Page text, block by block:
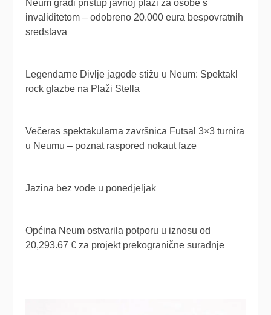
Neum gradi pristup javnoj plaži za osobe s
invaliditetom – odobreno 20.000 eura bespovratnih
sredstava
Legendarne Divlje jagode stižu u Neum: Spektakl
rock glazbe na Plaži Stella
Večeras spektakularna završnica Futsal 3×3 turnira
u Neumu – poznat raspored nokaut faze
Jazina bez vode u ponedjeljak
Općina Neum ostvarila potporu u iznosu od
20,293.67 € za projekt prekogranične suradnje